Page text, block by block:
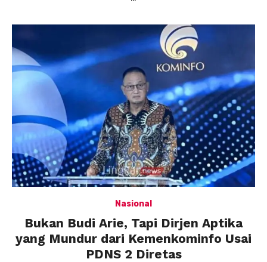
Nasional
Bukan Budi Arie, Tapi Dirjen Aptika
yang Mundur dari Kemenkominfo Usai
PDNS 2 Diretas